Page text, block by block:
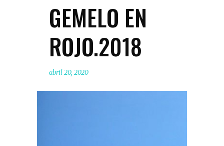
GEMELO EN
ROJO.2018
abril 20, 2020